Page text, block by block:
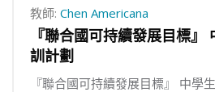
教師: Chen Americana
『聯合國可持續發展目標』
訓計劃
『聯合國可持續發展目標』 中學